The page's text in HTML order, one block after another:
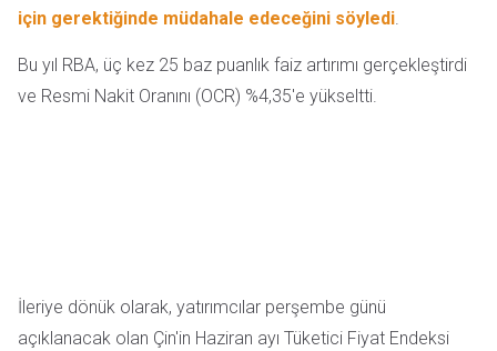
için gerektiğinde müdahale edeceğini söyledi.
Bu yıl RBA, üç kez 25 baz puanlık faiz artırımı gerçekleştirdi
ve Resmi Nakit Oranını (OCR) %4,35'e yükseltti.
İleriye dönük olarak, yatırımcılar perşembe günü
açıklanacak olan Çin'in Haziran ayı Tüketici Fiyat Endeksi